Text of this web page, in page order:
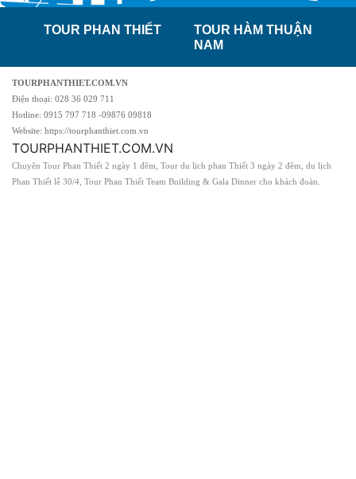
TOUR PHAN THIẾT
TOUR HÀM THUẬN
NAM
TOURPHANTHIET.COM.VN
Điện thoại: 028 36 029 711
Hotline: 0915 797 718 -09876 09818
Website: https://tourphanthiet.com.vn
TOURPHANTHIET.COM.VN
Chuyên Tour Phan Thiết 2 ngày 1 đêm, Tour du lịch phan Thiết 3 ngày 2 đêm, du lịch
Phan Thiết lễ 30/4, Tour Phan Thiết Team Building & Gala Dinner cho khách đoàn.